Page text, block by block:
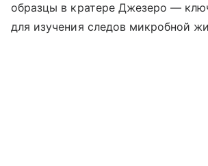
образцы в кратере Джезеро —
для изучения следов микробной